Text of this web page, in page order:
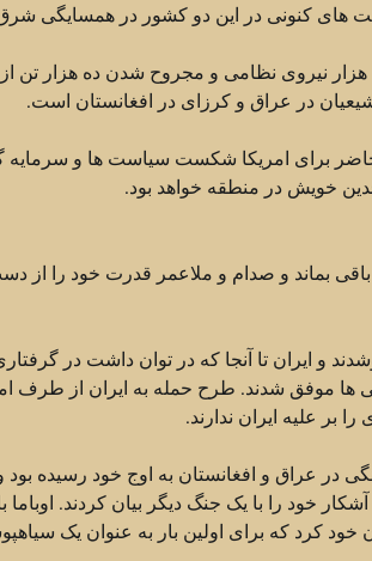
های کنونی در این دو کشور در همسایگی
هزار نیروی نظامی و مجروح شدن ده هزار تن
در عراق و کرزای در افغانستان است.
برای امریکا شکست سیاست ها و سرمایه
خویش در منطقه خواهد بود.
بماند و صدام و ملاعمر قدرت خود را از
و ایران تا آنجا که در توان داشت در
ها موفق شدند. طرح حمله به ایران از طرف
بر علیه ایران ندارند.
در عراق و افغانستان به اوج خود رسیده
خود را با یک جنگ دیگر بیان کردند.
خود کرد که برای اولین بار به عنوان یک